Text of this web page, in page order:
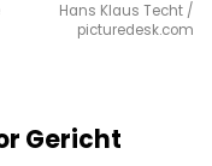
Hans Klaus Techt /
picturedesk.com
Gericht